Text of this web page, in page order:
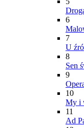
6
7
U
8
Sen
9
10
My i
11
Ad